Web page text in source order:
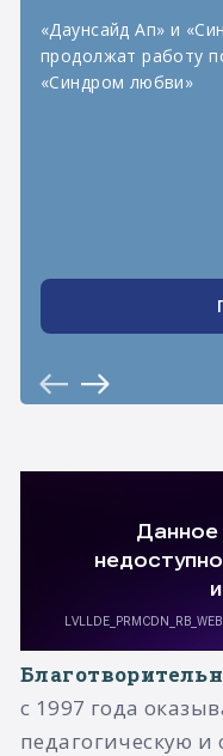
«Даунсайд Ап» и
продолжат работу
«Синдром любви»
с 1997 года
педагогическую